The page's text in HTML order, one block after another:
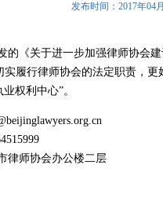
发布时间：2017年
关于进一步加强律师协会建
履行律师协会的法定职责，
权利中心”。
师协会办公楼二层